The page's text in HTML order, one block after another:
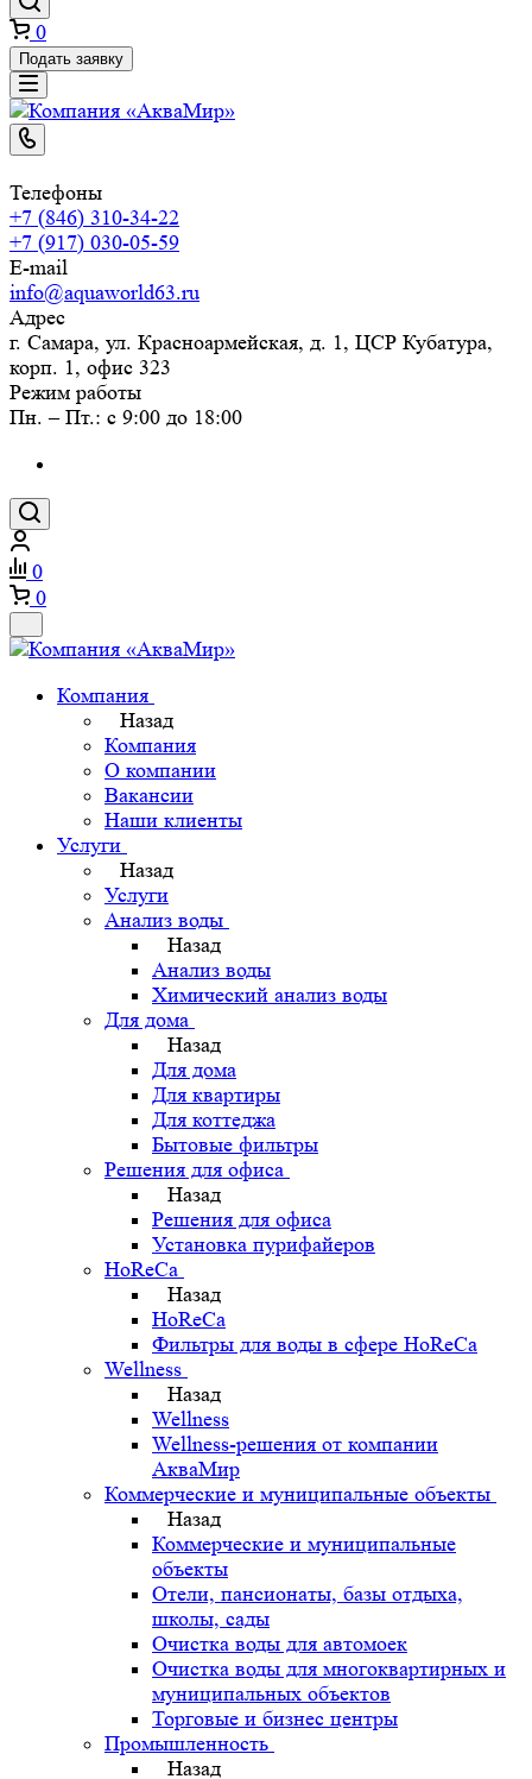
0
Подать заявку
Телефоны
+7 (846) 310-34-22
+7 (917) 030-05-59
E-mail
info@aquaworld63.ru
Адрес
г. Самара, ул. Красноармейская, д. 1, ЦСР Кубатура,
корп. 1, офис 323
Режим работы
Пн. – Пт.: с 9:00 до 18:00
0
0
Компания
Назад
Компания
О компании
Вакансии
Наши клиенты
Услуги
Назад
Услуги
Анализ воды
Назад
Анализ воды
Химический анализ воды
Для дома
Назад
Для дома
Для квартиры
Для коттеджа
Бытовые фильтры
Решения для офиса
Назад
Решения для офиса
Установка пурифайеров
HoReCa
Назад
HoReCa
Фильтры для воды в сфере HoReCa
Wellness
Назад
Wellness
Wellness-решения от компании
АкваМир
Коммерческие и муниципальные объекты
Назад
Коммерческие и муниципальные
объекты
Отели, пансионаты, базы отдыха,
школы, сады
Очистка воды для автомоек
Очистка воды для многоквартирных и
муниципальных объектов
Торговые и бизнес центры
Промышленность
Назад